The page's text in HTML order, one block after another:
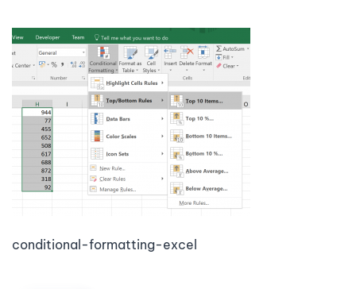
conditional-formatting-excel